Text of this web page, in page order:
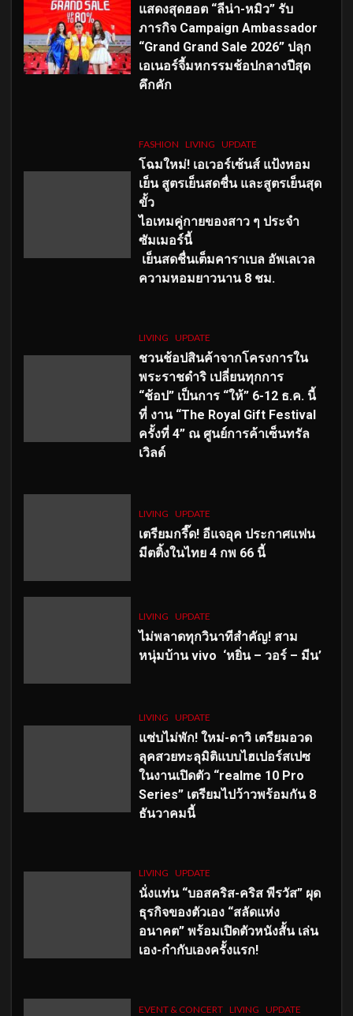
แสดงสุดฮอต “ลีน่า-หมิว” รับ
ภารกิจ Campaign Ambassador
“Grand Grand Sale 2026” ปลุก
เอเนอร์จี้มหกรรมช้อปกลางปีสุด
คึกคัก
FASHION LIVING UPDATE
โฉมใหม่! เอเวอร์เซ้นส์ แป้งหอม
เย็น สูตรเย็นสดชื่น และสูตรเย็นสุด
ขั้ว
ไอเทมคู่กายของสาว ๆ ประจำ
ซัมเมอร์นี้
เย็นสดชื่นเต็มคาราเบล อัพเลเวล
ความหอมยาวนาน 8 ชม.
LIVING UPDATE
ชวนช้อปสินค้าจากโครงการใน
พระราชดำริ เปลี่ยนทุกการ
“ช้อป” เป็นการ “ให้” 6-12 ธ.ค. นี้
ที่ งาน “The Royal Gift Festival
ครั้งที่ 4” ณ ศูนย์การค้าเซ็นทรัล
เวิลด์
LIVING UPDATE
เตรียมกรี๊ด! อีแจอุค ประกาศแฟน
มีตติ้งในไทย 4 กพ 66 นี้
LIVING UPDATE
ไม่พลาดทุกวินาทีสำคัญ! สาม
หนุ่มบ้าน vivo ‘หยิ่น – วอร์ – มีน’
LIVING UPDATE
แซ่บไม่พัก! ใหม่-ดาวิ เตรียมอวด
ลุคสวยทะลุมิติแบบไฮเปอร์สเปซ
ในงานเปิดตัว “realme 10 Pro
Series” เตรียมไปว้าวพร้อมกัน 8
ธันวาคมนี้
LIVING UPDATE
นั่งแท่น “บอสคริส-คริส พีรวัส” ผุด
ธุรกิจของตัวเอง “สลัดแห่ง
อนาคต” พร้อมเปิดตัวหนังสั้น เล่น
เอง-กำกับเองครั้งแรก!
EVENT & CONCERT LIVING UPDATE